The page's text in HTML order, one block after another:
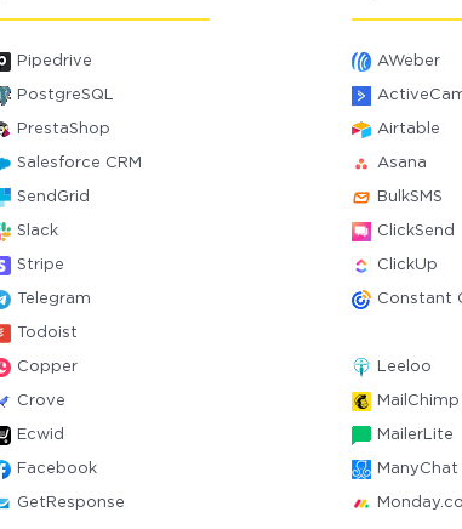
Pipedrive
PostgreSQL
PrestaShop
Salesforce CRM
SendGrid
Slack
Stripe
Telegram
Todoist
Copper
Crove
Ecwid
Facebook
GetResponse
AWeber
Airtable
Asana
BulkSMS
ClickSend
ClickUp
Constant
Leeloo
MailChimp
MailerLite
ManyChat